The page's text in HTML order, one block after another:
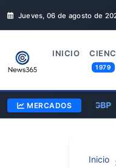
Jueves, 06 de agosto de
INICIO
1979
MERCADOSEUR/GBP
Inicio